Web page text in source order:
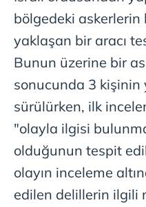
Çerezlere ilişkin
vasıtasıyla
için Ayarlar butonuna
6698 sayılı Kişisel
hazırlanmış Aydınlatma
almak için lütfentıklayınız.
bölgedeki askerlerin
yaklaşan bir aracı
Bunun üzerine bir
sonucunda 3 kişinin
sürülürken, ilk
"olayla ilgisi
olduğunun tespit
olayın inceleme
edilen delillerin ilgili